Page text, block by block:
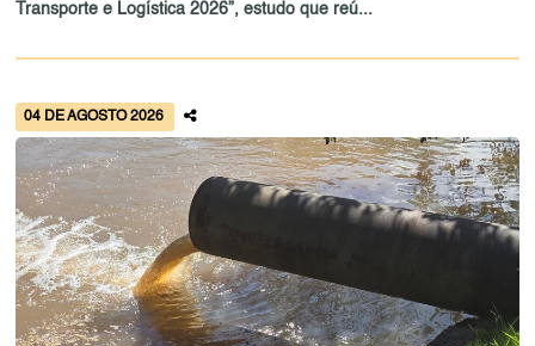
Transporte e Logística 2026”, estudo que reú...
04 DE AGOSTO 2026